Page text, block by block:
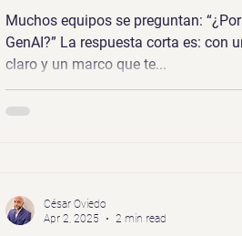
Muchos equipos se preguntan:
GenAI?” La respuesta corta es: con
claro y un marco que te...
César Oviedo
Apr 2, 2025
2 min read